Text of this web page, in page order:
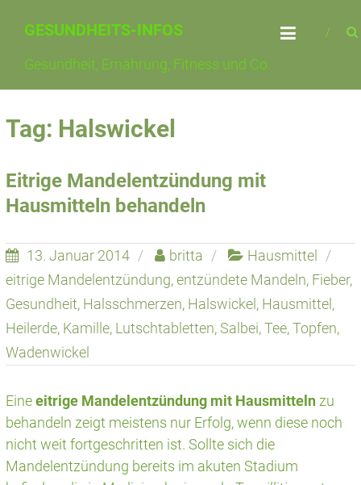
GESUNDHEITS-INFOS
Gesundheit, Ernährung, Fitness und Co.
Tag: Halswickel
Eitrige Mandelentzündung mit
Hausmitteln behandeln
13. Januar 2014 britta
Hausmittel
eitrige Mandelentzündung,entzündete Mandeln, Fieber,
Gesundheit, Halsschmerzen, Halswickel , Hausmittel ,
Heilerde, Kamille, Lutschtabletten, Salbei,Tee,Topfen,
Wadenwickel
Eineeitrige Mandelentzündung mit Hausmittelnzu
behandeln zeigt meistens nur Erfolg, wenn diese noch
nicht weit fortgeschritten ist. Sollte sich die
Mandelentzündung bereits im akuten Stadium